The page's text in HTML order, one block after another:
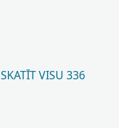
SKATĪT VISU 336